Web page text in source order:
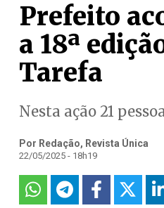
Prefeito
a 18ª
Tarefa
Nesta ação 21
Por Redação, Revista Única
22/05/2025 - 18h19